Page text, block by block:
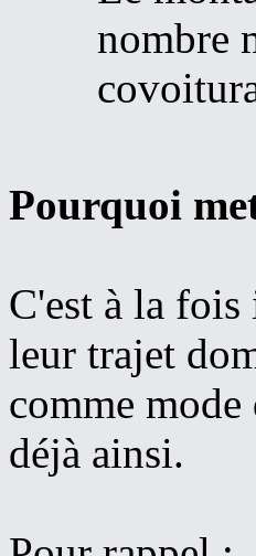
nombre
Pourquoi
C'est à la fois
leur trajet
comme mode
déjà ainsi.